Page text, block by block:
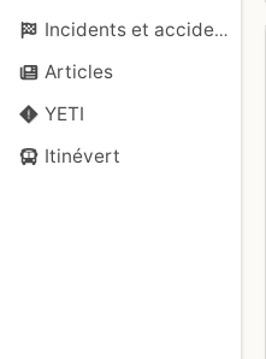
Incidents et accidents
Articles
YETI
Itinévert